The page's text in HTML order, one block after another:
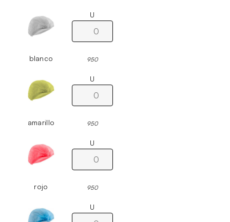
blanco
U
950
amarillo
U
950
rojo
U
950
U